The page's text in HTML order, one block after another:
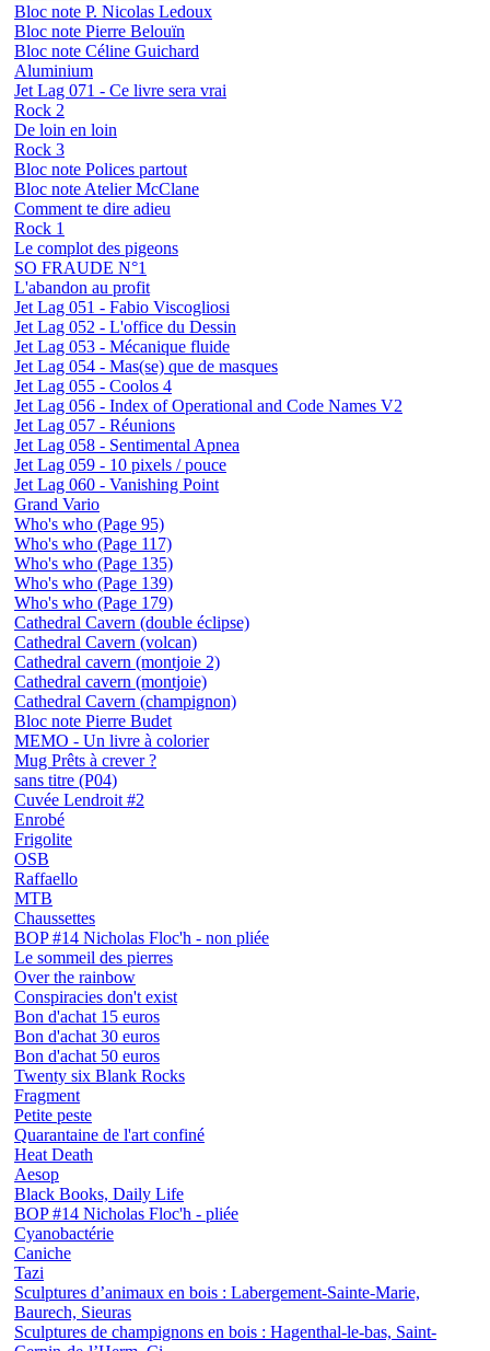
Bloc note P. Nicolas Ledoux
Bloc note Pierre Belouïn
Bloc note Céline Guichard
Aluminium
Jet Lag 071 - Ce livre sera vrai
Rock 2
De loin en loin
Rock 3
Bloc note Polices partout
Bloc note Atelier McClane
Comment te dire adieu
Rock 1
Le complot des pigeons
SO FRAUDE N°1
L'abandon au profit
Jet Lag 051 - Fabio Viscogliosi
Jet Lag 052 - L'office du Dessin
Jet Lag 053 - Mécanique fluide
Jet Lag 054 - Mas(se) que de masques
Jet Lag 055 - Coolos 4
Jet Lag 056 - Index of Operational and Code Names V2
Jet Lag 057 - Réunions
Jet Lag 058 - Sentimental Apnea
Jet Lag 059 - 10 pixels / pouce
Jet Lag 060 - Vanishing Point
Grand Vario
Who's who (Page 95)
Who's who (Page 117)
Who's who (Page 135)
Who's who (Page 139)
Who's who (Page 179)
Cathedral Cavern (double éclipse)
Cathedral Cavern (volcan)
Cathedral cavern (montjoie 2)
Cathedral cavern (montjoie)
Cathedral Cavern (champignon)
Bloc note Pierre Budet
MEMO - Un livre à colorier
Mug Prêts à crever ?
sans titre (P04)
Cuvée Lendroit #2
Enrobé
Frigolite
OSB
Raffaello
MTB
Chaussettes
BOP #14 Nicholas Floc'h - non pliée
Le sommeil des pierres
Over the rainbow
Conspiracies don't exist
Bon d'achat 15 euros
Bon d'achat 30 euros
Bon d'achat 50 euros
Twenty six Blank Rocks
Fragment
Petite peste
Quarantaine de l'art confiné
Heat Death
Aesop
Black Books, Daily Life
BOP #14 Nicholas Floc'h - pliée
Cyanobactérie
Caniche
Tazi
Sculptures d’animaux en bois : Labergement-Sainte-Marie,
Baurech, Sieuras
Sculptures de champignons en bois : Hagenthal-le-bas, Saint-